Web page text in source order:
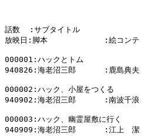
話数  :サブタイトル
放映日:脚本            :絵コンテ
000001:ハックとトム
940826:海老沼三郎      :鹿島典夫
000002:ハック、小屋をつくる
940902:海老沼三郎      :南波千浪
000003:ハック、幽霊屋敷に行く
940909:海老沼三郎      :江上　潔